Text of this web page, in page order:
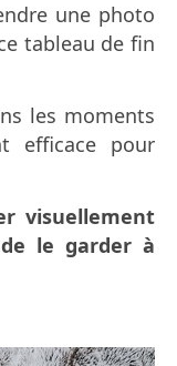
une photo
tableau de fin
les moments
efficace pour
visuellement
le garder à